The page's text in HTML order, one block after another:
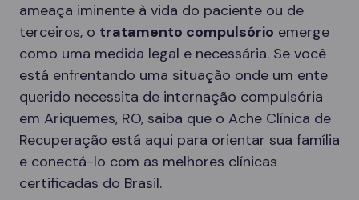
ameaça iminente à vida do paciente ou de
terceiros, o tratamento compulsório emerge
como uma medida legal e necessária. Se você
está enfrentando uma situação onde um ente
querido necessita de internação compulsória
em Ariquemes, RO, saiba que o Ache Clínica de
Recuperação está aqui para orientar sua família
e conectá-lo com as melhores clínicas
certificadas do Brasil.